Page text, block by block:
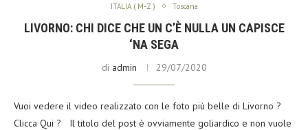
ITALIA ( M-Z ) Toscana
LIVORNO: CHI DICE CHE UN C’È NULLA UN CAPISCE
‘NA SEGA
di admin 29/07/2020
Vuoi vedere il video realizzato con le foto più belle di Livorno ?
Clicca Qui ? Il titolo del post è ovviamente goliardico e non vuole